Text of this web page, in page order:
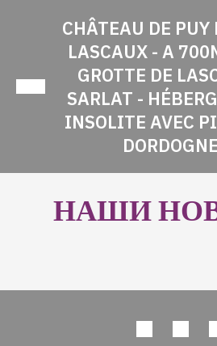
CHÂTEAU DE PUY
LASCAUX - A
GROTTE DE
SARLAT -
INSOLITE AVEC
DORDOGNE
НАШИ